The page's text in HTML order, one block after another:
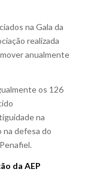
na Gala da
realizada
anualmente
os 126
na
na defesa do
da AEP